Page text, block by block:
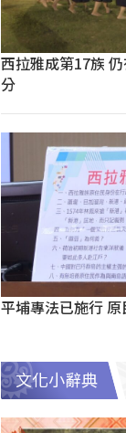
西拉雅成第17族
分
平埔專法已施行
文化小辭典